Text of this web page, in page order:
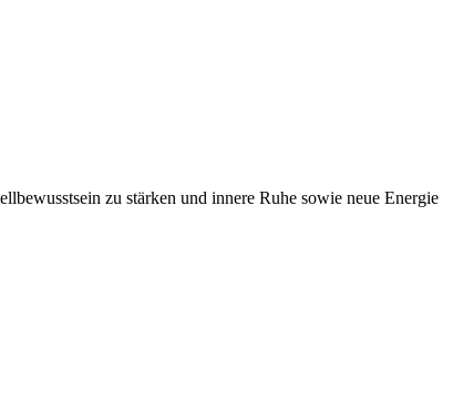
zu stärken und innere Ruhe sowie neue Energie